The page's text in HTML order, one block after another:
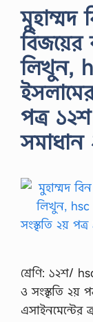
মুহাম্মদ
লিখুন,
পত্র ১২শ
সমাধান
শ্রেণি: ১২শ/
ও সংস্কৃতি ২য়